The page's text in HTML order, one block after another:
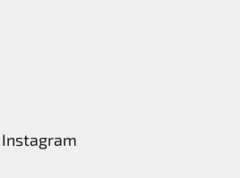
Instagram